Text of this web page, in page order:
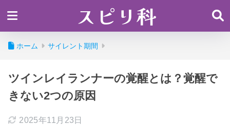
スピリ科
ホーム サイレント期間
ツインレイランナーの覚醒とは？覚醒で
きない2つの原因
2025年11月23日